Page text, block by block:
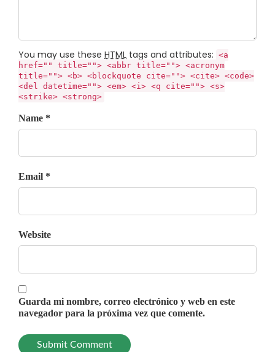
You may use these HTML tags and attributes: <a
href="" title=""> <abbr title=""> <acronym
title=""> <b> <blockquote cite=""> <cite> <code>
<del datetime=""> <em> <i> <q cite=""> <s>
<strike> <strong>
Name *
Email *
Website
Guarda mi nombre, correo electrónico y web en este
navegador para la próxima vez que comente.